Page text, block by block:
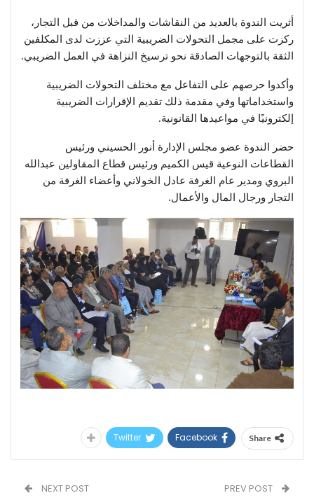
أثريت الندوة بالعديد من النقاشات والمداخلات من قبل التجار،
ركزت على مجمل التحولات الضريبية التي عززت لدى المكلفين
الثقة بالتوجهات الصادقة نحو ترسيخ النزاهة في العمل الضريبي.
وأكدوا حرصهم على التفاعل مع مختلف التحولات الضريبية
واستخداماتها وفي مقدمة ذلك تقديم الإقرارات الضريبية
إلكترونيًا في مواعيدها القانونية.
حضر الندوة عضو مجلس الإدارة أنور الحسيني ورئيس
القطاعات النوعية قيس الكميم ورئيس قطاع المقاولين عبدالله
البروي ومدير عام الغرفة عادل الخولاني وأعضاء الغرفة من
التجار ورجال المال والأعمال.
Share
Facebook
Twitter
NEXT POST